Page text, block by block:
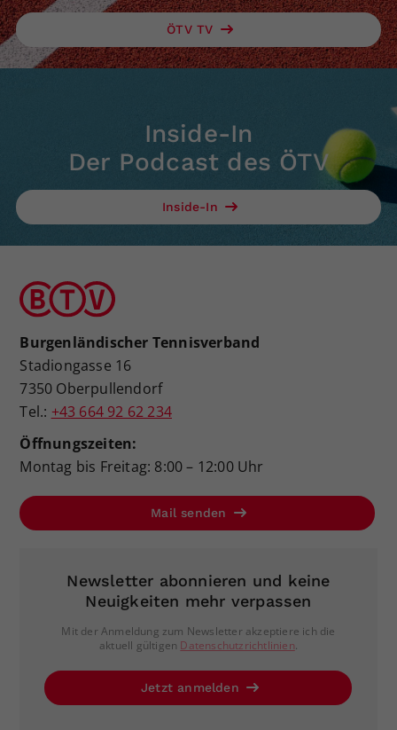
ÖTV TV
Inside-In
Der Podcast des ÖTV
Inside-In
Burgenländischer Tennisverband
Stadiongasse 16
7350 Oberpullendorf
Tel.: +43 664 92 62 234
Öffnungszeiten:
Montag bis Freitag: 8:00 – 12:00 Uhr
Mail senden
Newsletter abonnieren und keine
Neuigkeiten mehr verpassen
Mit der Anmeldung zum Newsletter akzeptiere ich die
aktuell gültigen Datenschutzrichtlinien.
Jetzt anmelden